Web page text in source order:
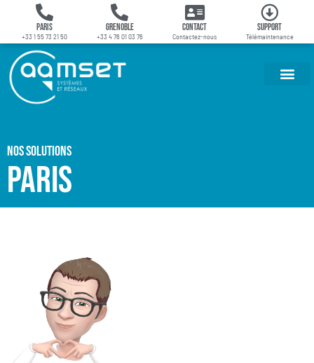
Paris
+33 1 55 73 21 50
Grenoble
+33 4 76 01 03 76
Contact
Contactez-nous
Support
Télémaintenance
Nos solutions
Paris